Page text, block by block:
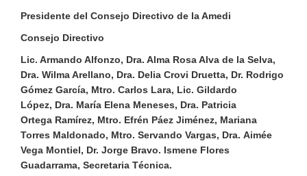
Presidente del Consejo Directivo de la Amedi
Consejo Directivo
Lic. Armando Alfonzo, Dra. Alma Rosa Alva de la Selva,
Dra. Wilma Arellano, Dra. Delia Crovi Druetta, Dr. Rodrigo
Gómez García, Mtro. Carlos Lara, Lic. Gildardo
López, Dra. María Elena Meneses, Dra. Patricia
Ortega Ramírez, Mtro. Efrén Páez Jiménez, Mariana
Torres Maldonado, Mtro. Servando Vargas, Dra. Aimée
Vega Montiel, Dr. Jorge Bravo. Ismene Flores
Guadarrama, Secretaria Técnica.